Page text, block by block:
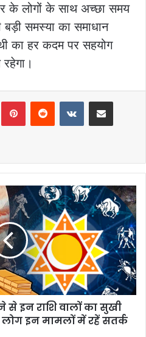
के लोगों के साथ अच्छा समय
समस्या का समाधान
का हर कदम पर सहयोग
PinterestReddit VKontakteShare via Email
इन राशि वालों का सुखी
इन मामलों में रहें सतर्क